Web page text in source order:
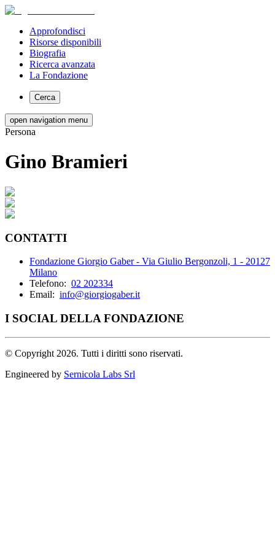
Approfondisci
Risorse disponibili
Biografia
Ricerca avanzata
La Fondazione
Cerca
open navigation menu
Persona
Gino Bramieri
CONTATTI
Fondazione Giorgio Gaber - Via Giulio Bergonzoli, 1 - 20127
Milano
Telefono: 02 202334
Email: info@giorgiogaber.it
I SOCIAL DELLA FONDAZIONE
© Copyright 2026. Tutti i diritti sono riservati.
Engineered by Sernicola Labs Srl